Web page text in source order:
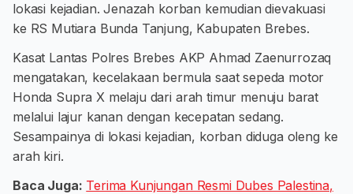
lokasi kejadian. Jenazah korban kemudian dievakuasi
ke RS Mutiara Bunda Tanjung, Kabupaten Brebes.
Kasat Lantas Polres Brebes AKP Ahmad Zaenurrozaq
mengatakan, kecelakaan bermula saat sepeda motor
Honda Supra X melaju dari arah timur menuju barat
melalui lajur kanan dengan kecepatan sedang.
Sesampainya di lokasi kejadian, korban diduga oleng ke
arah kiri.
Baca Juga: Terima Kunjungan Resmi Dubes Palestina,